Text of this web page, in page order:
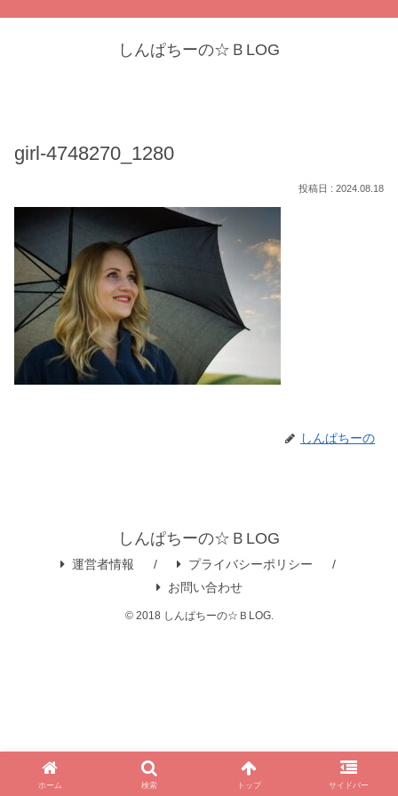
しんぱちーの☆ＢLOG
girl-4748270_1280
2024.08.18
しんぱちーの
しんぱちーの☆ＢLOG
運営者情報
プライバシーポリシー
お問い合わせ
© 2018 しんぱちーの☆ＢLOG.
ホーム 検索 トップ サイドバー